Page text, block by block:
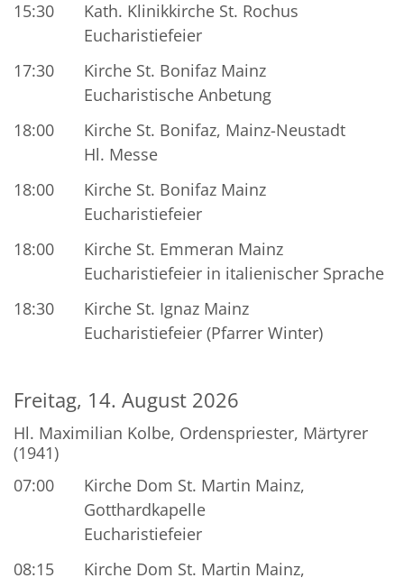
15:30
Kath. Klinikkirche St. Rochus
Eucharistiefeier
17:30
Kirche St. Bonifaz Mainz
Eucharistische Anbetung
18:00
Kirche St. Bonifaz, Mainz-Neustadt
Hl. Messe
18:00
Kirche St. Bonifaz Mainz
Eucharistiefeier
18:00
Kirche St. Emmeran Mainz
Eucharistiefeier in italienischer Sprache
18:30
Kirche St. Ignaz Mainz
Eucharistiefeier (Pfarrer Winter)
Freitag, 14. August 2026
Hl. Maximilian Kolbe, Ordenspriester, Märtyrer
(1941)
07:00
Kirche Dom St. Martin Mainz,
Gotthardkapelle
Eucharistiefeier
08:15
Kirche Dom St. Martin Mainz,